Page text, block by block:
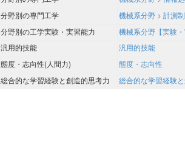
分野別の専門工学
分野別の工学実験・実習能力
汎用的技能
態度・志向性(人間力)
総合的な学習経験と創造的思考力
機械系分野 > 計測
機械系分野【実験
汎用的技能
態度・志向性
総合的な学習経験